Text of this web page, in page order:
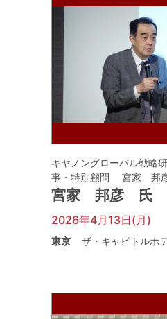
キヤノングローバル戦略
事・特別顧問 宮家 邦
宮家 邦彦 氏
2026年4月13日(月)
東京 ザ・キャピトルホ